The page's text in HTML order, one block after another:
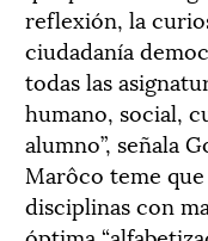
reflexión, la
ciudadanía
todas las
humano, social,
alumno”, señala
Marôco teme
disciplinas con